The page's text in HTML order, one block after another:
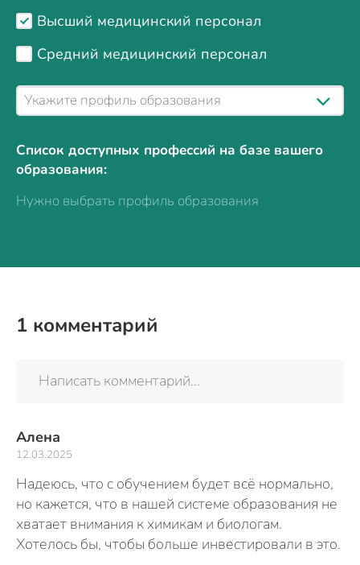
Высший медицинский персонал
Средний медицинский персонал
Список доступных профессий на базе вашего
образования:
Нужно выбрать профиль образования
1 комментарий
Написать комментарий...
Алена
12.03.2025
Надеюсь, что с обучением будет всё нормально,
но кажется, что в нашей системе образования не
хватает внимания к химикам и биологам.
Хотелось бы, чтобы больше инвестировали в это.